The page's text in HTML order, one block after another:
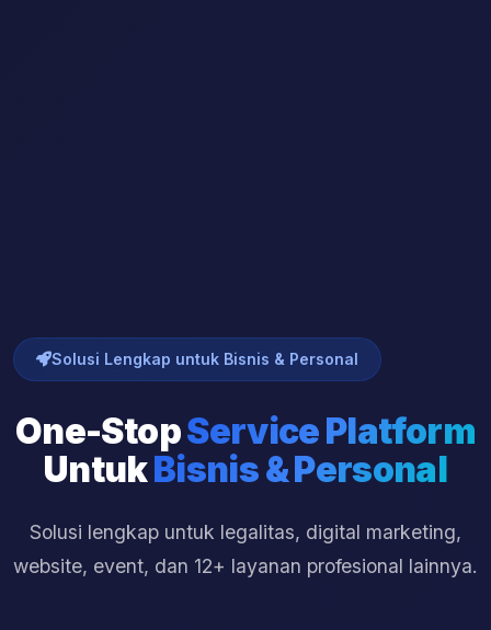
Solusi Lengkap untuk Bisnis & Personal
One-StopService Platform
UntukBisnis & Personal
Solusi lengkap untuk legalitas, digital marketing,
website, event, dan 12+ layanan profesional lainnya.